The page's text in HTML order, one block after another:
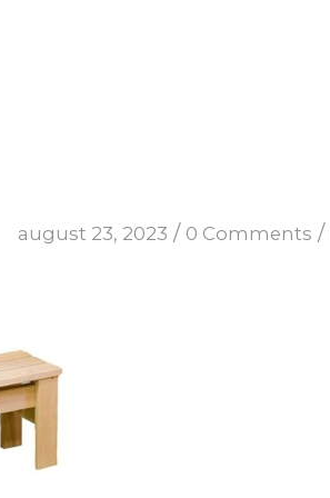
august 23, 2023 / 0 Comments /